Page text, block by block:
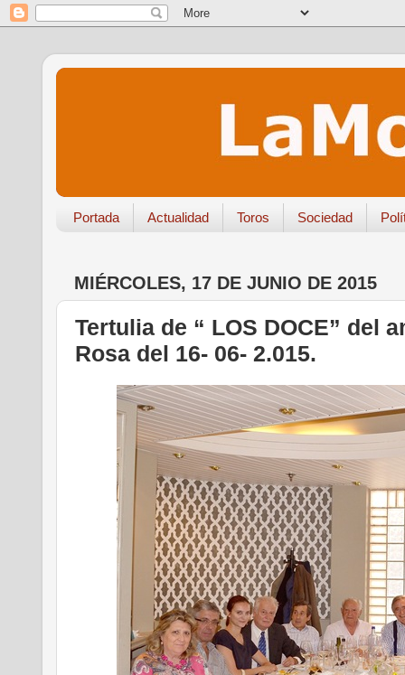
Portada Actualidad Toros Sociedad
MIÉRCOLES, 17 DE JUNIO DE 2015
Tertulia de “ LOS DOCE” del
Rosa del 16- 06- 2.015.